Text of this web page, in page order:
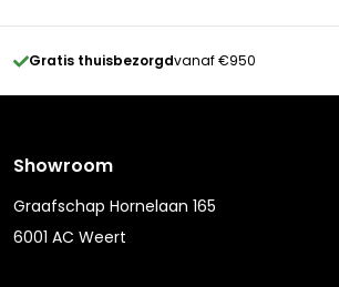
Gratis thuisbezorgdvanaf €950
Showroom
Graafschap Hornelaan 165
6001 AC Weert